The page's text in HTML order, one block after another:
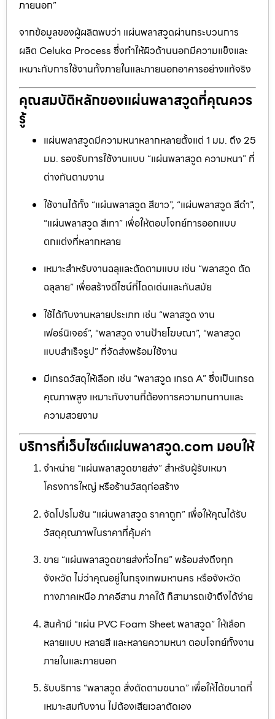
ภายนอก”
จากข้อมูลของผู้ผลิตพบว่า แผ่นพลาสวูดผ่านกระบวนการ
ผลิต Celuka Process ซึ่งทำให้ผิวด้านนอกมีความแข็งและ
เหมาะกับการใช้งานทั้งภายในและภายนอกอาคารอย่างแท้จริง
คุณสมบัติหลักของแผ่นพลาสวูดที่คุณควร
รู้
แผ่นพลาสวูดมีความหนาหลากหลายตั้งแต่ 1 มม. ถึง 25
มม. รองรับการใช้งานแบบ “แผ่นพลาสวูด ความหนา” ที่
ต่างกันตามงาน
ใช้งานได้ทั้ง “แผ่นพลาสวูด สีขาว”, “แผ่นพลาสวูด สีดำ”,
“แผ่นพลาสวูด สีเทา” เพื่อให้ตอบโจทย์การออกแบบ
ตกแต่งที่หลากหลาย
เหมาะสำหรับงานฉลุและตัดตามแบบ เช่น “พลาสวูด ตัด
ฉลุลาย” เพื่อสร้างดีไซน์ที่โดดเด่นและทันสมัย
ใช้ได้กับงานหลายประเภท เช่น “พลาสวูด งาน
เฟอร์นิเจอร์”, “พลาสวูด งานป้ายโฆษณา”, “พลาสวูด
แบบสำเร็จรูป” ที่จัดส่งพร้อมใช้งาน
มีเกรดวัสดุให้เลือก เช่น “พลาสวูด เกรด A” ซึ่งเป็นเกรด
คุณภาพสูง เหมาะกับงานที่ต้องการความทนทานและ
ความสวยงาม
บริการที่เว็บไซต์แผ่นพลาสวูด.com มอบให้
จำหน่าย “แผ่นพลาสวูดขายส่ง” สำหรับผู้รับเหมา
โครงการใหญ่ หรือร้านวัสดุก่อสร้าง
จัดโปรโมชัน “แผ่นพลาสวูด ราคาถูก” เพื่อให้คุณได้รับ
วัสดุคุณภาพในราคาที่คุ้มค่า
ขาย “แผ่นพลาสวูดขายส่งทั่วไทย” พร้อมส่งถึงทุก
จังหวัด ไม่ว่าคุณอยู่ในกรุงเทพมหานคร หรือจังหวัด
ทางภาคเหนือ ภาคอีสาน ภาคใต้ ก็สามารถเข้าถึงได้ง่าย
สินค้ามี “แผ่น PVC Foam Sheet พลาสวูด” ให้เลือก
หลายแบบ หลายสี และหลายความหนา ตอบโจทย์ทั้งงาน
ภายในและภายนอก
รับบริการ “พลาสวูด สั่งตัดตามขนาด” เพื่อให้ได้ขนาดที่
เหมาะสมกับงาน ไม่ต้องเสียเวลาตัดเอง